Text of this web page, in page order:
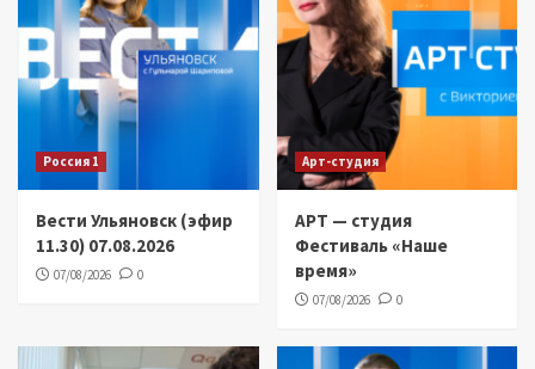
Россия 1
Вести Ульяновск (эфир
11.30) 07.08.2026
07/08/2026 0
Арт-студия
АРТ — студия
Фестиваль «Наше
время»
07/08/2026 0